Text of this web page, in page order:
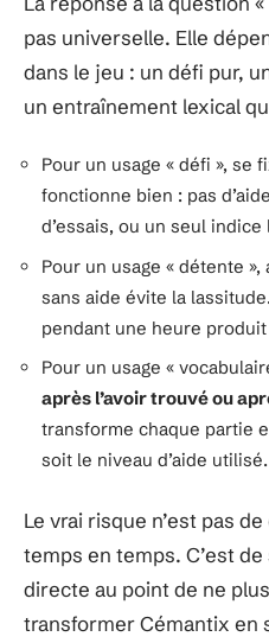
pas universelle. Elle
dans le jeu : un défi pur,
un entraînement lexical
Pour un usage « défi », se
fonctionne bien : pas
d’essais, ou un seul
Pour un usage « détente
sans aide évite la
pendant une heure
Pour un usage «
après l’avoir trouvé ou
transforme chaque partie
soit le niveau d’aide utilisé.
Le vrai risque n’est pas
temps en temps. C’est
directe au point de ne
transformer Cémantix en